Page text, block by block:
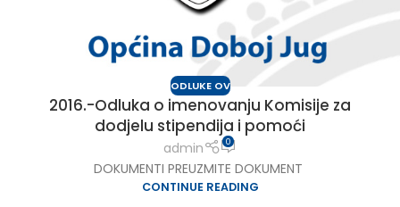
ODLUKE OV
2016.-Odluka o imenovanju Komisije za
dodjelu stipendija i pomoći
admin 0
DOKUMENTI PREUZMITE DOKUMENT
CONTINUE READING